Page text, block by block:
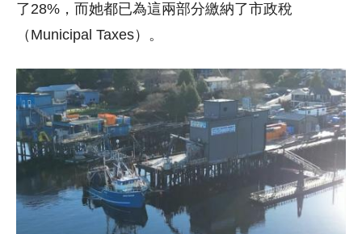
了28%，而她都已為這兩部分繳納了市政稅
（Municipal Taxes）。